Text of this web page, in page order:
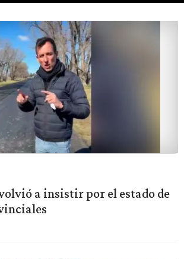
a insistir por el estado de